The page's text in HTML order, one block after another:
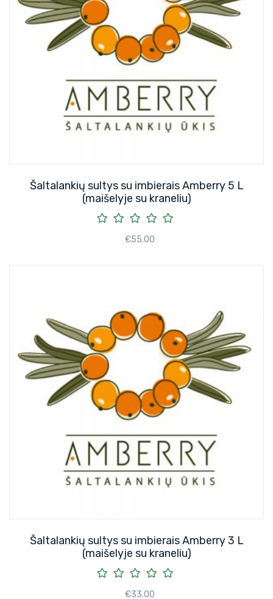
Šaltalankių sultys su imbierais Amberry 5 L
(maišelyje su kraneliu)
€55.00
Šaltalankių sultys su imbierais Amberry 3 L
(maišelyje su kraneliu)
€33.00